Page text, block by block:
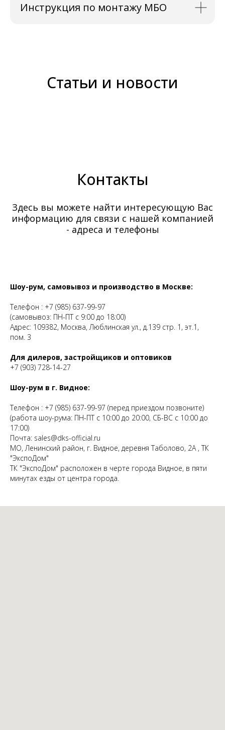
Инструкция по монтажу МБО
Статьи и новости
Контакты
Здесь вы можете найти интересующую Вас
информацию для связи с нашей компанией
- адреса и телефоны
Шоу-рум, самовывоз и производство в Москве:
Телефон : +7 (985) 637-99-97
(самовывоз: ПН-ПТ с 9:00 до 18:00)
Адрес: 109382, Москва, Люблинская ул., д.139 стр. 1, эт.1,
пом. 3
Для дилеров, застройщиков и оптовиков
+7 (903) 728-14-27
Шоу-рум в г. Видное:
Телефон : +7 (985) 637-99-97 (перед приездом позвоните)
(работа шоу-рума: ПН-ПТ с 10:00 до 20:00, СБ-ВС с 10:00 до
17:00)
Почта: sales@dks-official.ru
МО, Ленинский район, г. Видное, деревня Таболово, 2А , ТК
"ЭкспоДом"
ТК "ЭкспоДом" расположен в черте города Видное, в пяти
минутах езды от центра города.